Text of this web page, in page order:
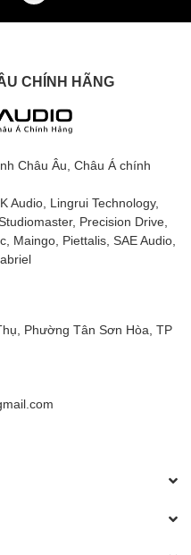
CHÍNH HÃNG
Châu Âu, Châu Á chính
Audio, Lingrui Technology,
Precision Drive,
Maingo, Piettalis, SAE Audio,
Phường Tân Sơn Hòa, TP